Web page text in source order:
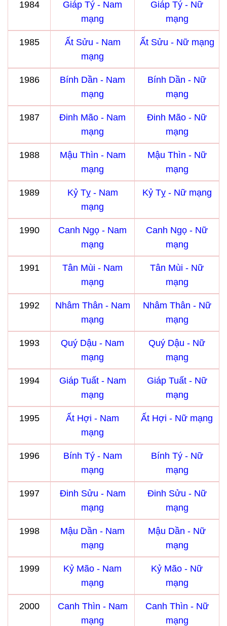
1984
Giáp Tý - Nam
mạng
Giáp Tý - Nữ
mạng
1985
Ất Sửu - Nam
mạng
Ất Sửu - Nữ mạng
1986
Bính Dần - Nam
mạng
Bính Dần - Nữ
mạng
1987
Đinh Mão - Nam
mạng
Đinh Mão - Nữ
mạng
1988
Mậu Thìn - Nam
mạng
Mậu Thìn - Nữ
mạng
1989
Kỷ Tỵ - Nam
mạng
Kỷ Tỵ - Nữ mạng
1990
Canh Ngọ - Nam
mạng
Canh Ngọ - Nữ
mạng
1991
Tân Mùi - Nam
mạng
Tân Mùi - Nữ
mạng
1992
Nhâm Thân - Nam
mạng
Nhâm Thân - Nữ
mạng
1993
Quý Dậu - Nam
mạng
Quý Dậu - Nữ
mạng
1994
Giáp Tuất - Nam
mạng
Giáp Tuất - Nữ
mạng
1995
Ất Hợi - Nam
mạng
Ất Hợi - Nữ mạng
1996
Bính Tý - Nam
mạng
Bính Tý - Nữ
mạng
1997
Đinh Sửu - Nam
mạng
Đinh Sửu - Nữ
mạng
1998
Mậu Dần - Nam
mạng
Mậu Dần - Nữ
mạng
1999
Kỷ Mão - Nam
mạng
Kỷ Mão - Nữ
mạng
2000
Canh Thìn - Nam
mạng
Canh Thìn - Nữ
mạng